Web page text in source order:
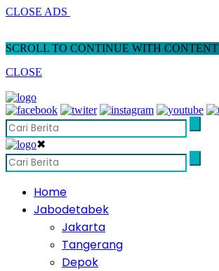
CLOSE ADS
SCROLL TO CONTINUE WITH CONTENT
CLOSE
✖
Home
Jabodetabek
Jakarta
Tangerang
Depok